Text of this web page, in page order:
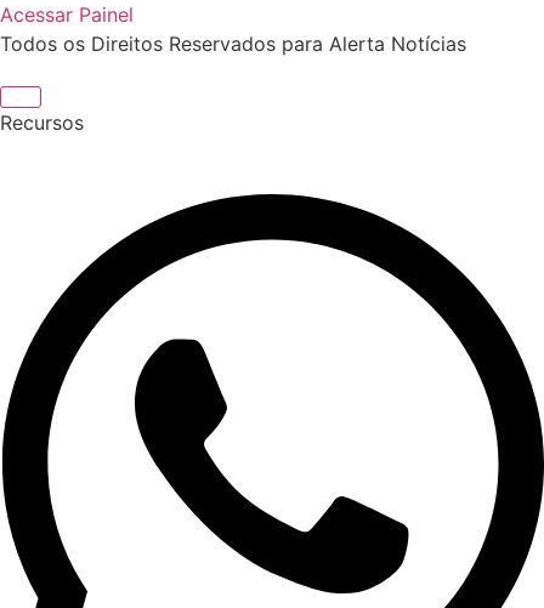
Acessar Painel
Todos os Direitos Reservados para Alerta Notícias
Recursos